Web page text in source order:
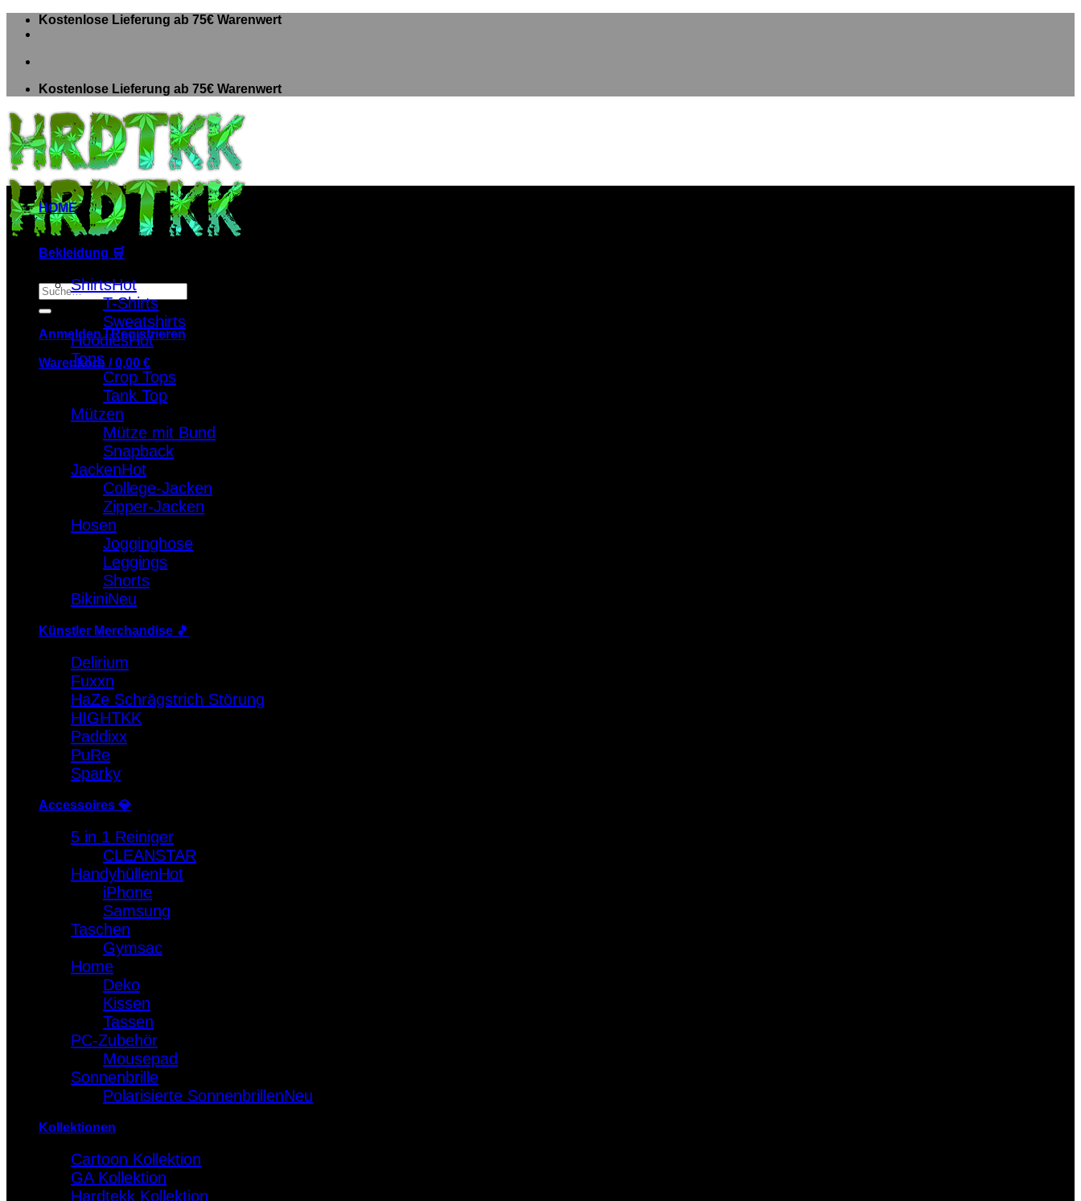
Zum
Inhalt
Kostenlose Lieferung ab 75€ Warenwert
Kostenlose Lieferung ab 75€ Warenwert
Suche
nach:
Anmelden / Registrieren
Warenkorb /0,00 €
Warenkorb
Es befinden sich keine Produkte im Warenkorb.
HOME
Bekleidung 🛒
Shirts
T-Shirts
Sweatshirts
Hoodies
Tops
Crop Tops
Tank Top
Mützen
Mütze mit Bund
Snapback
Jacken
College-Jacken
Zipper-Jacken
Hosen
Jogginghose
Leggings
Shorts
Bikini
Künstler Merchandise 🎵
Delirium
Fuxxn
HaZe Schrägstrich Störung
HIGHTKK
Paddixx
PuRe
Sparky
Accessoires 💎
5 in 1 Reiniger
CLEANSTAR
Handyhüllen
iPhone
Samsung
Taschen
Gymsac
Home
Deko
Kissen
Tassen
PC-Zubehör
Mousepad
Sonnenbrille
Polarisierte Sonnenbrillen
Kollektionen
Cartoon Kollektion
GA Kollektion
Hardtekk Kollektion